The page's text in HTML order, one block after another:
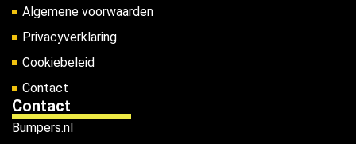
Algemene voorwaarden
Privacyverklaring
Cookiebeleid
Contact
Contact
Bumpers.nl